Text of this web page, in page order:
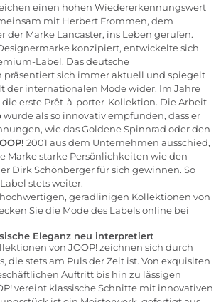
einen hohen Wiedererkennungswert
mit Herbert Frommen, dem
der Marke Lancaster, ins Leben gerufen.
konzipiert, entwickelte sich
Label. Das deutsche
präsentiert sich immer aktuell und spiegelt
der internationalen Mode wider. Im Jahre
erste Prêt-à-porter-Kollektion. Die Arbeit
wurde als so innovativ empfunden, dass er
wie das Goldene Spinnrad oder den
2001 aus dem Unternehmen ausschied,
Marke starke Persönlichkeiten wie den
Dirk Schönberger für sich gewinnen. So
stets weiter.
geradlinigen Kollektionen von
Sie die Modedes Labels online bei
Eleganz neu interpretiert
von JOOP! zeichnen sich durch
die stets am Puls der Zeit ist. Von exquisiten
Auftritt bis hin zu lässigen
vereint klassische Schnitte mit innovativen